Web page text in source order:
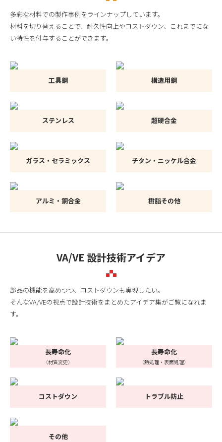
多彩な材料での製作事例をラインナップしています。
材料を切り替えることで、耐久性向上やコストダウン、これまでにな
い特性を付与することができます。
工具鋼 構造用鋼
ステンレス 超硬合金
ガラス・セラミックス チタン・ニッケル合金
アルミ・銅合金 樹脂その他
VA/VE 設計技術アイデア
部品の機能を高めつつ、コストダウンも実現したい。
そんなVA/VEの視点で設計技術をまとめたアイデア集がご覧になれま
す。
長寿命化
（材質変更）
長寿命化
（熱処理・表面処理）
コストダウン トラブル防止
その他